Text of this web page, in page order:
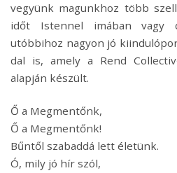
vegyünk magunkhoz több
időt Istennel imában vagy
utóbbihoz nagyon jó
dal is, amely a Rend
alapján készült.
Ő a Megmentőnk,
Ő a Megmentőnk!
Bűntől szabaddá lett életünk.
Ó, mily jó hír szól,